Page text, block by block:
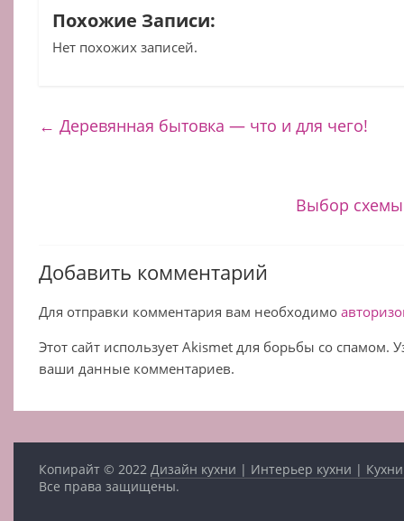
Похожие Записи:
Нет похожих записей.
← Деревянная бытовка — что и для чего!
Выбор
Добавить комментарий
Для отправки комментария вам необходимо
Этот сайт использует Akismet для борьбы со спамом.
ваши данные комментариев.
Копирайт © 2022Дизайн кухни | Интерьер кухни |
Все права защищены.